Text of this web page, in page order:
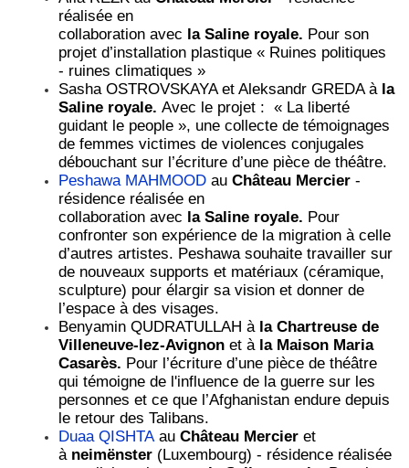
réalisée en
collaboration avec la Saline royale. Pour son
projet d’installation plastique « Ruines politiques
- ruines climatiques »
Sasha OSTROVSKAYA et Aleksandr GREDA à la
Saline royale. Avec le projet : « La liberté
guidant le people », une collecte de témoignages
de femmes victimes de violences conjugales
débouchant sur l’écriture d’une pièce de théâtre.
Peshawa MAHMOOD au Château Mercier -
résidence réalisée en
collaboration avec la Saline royale. Pour
confronter son expérience de la migration à celle
d’autres artistes. Peshawa souhaite travailler sur
de nouveaux supports et matériaux (céramique,
sculpture) pour élargir sa vision et donner de
l’espace à des visages.
Benyamin QUDRATULLAH à la Chartreuse de
Villeneuve-lez-Avignon et à la Maison Maria
Casarès. Pour l’écriture d’une pièce de théâtre
qui témoigne de l'influence de la guerre sur les
personnes et ce que l ’Afghanistan endure depuis
le retour des Talibans.
Duaa QISHTAau Château Mercier et
àneimënster (Luxembourg) - résidence réalisée